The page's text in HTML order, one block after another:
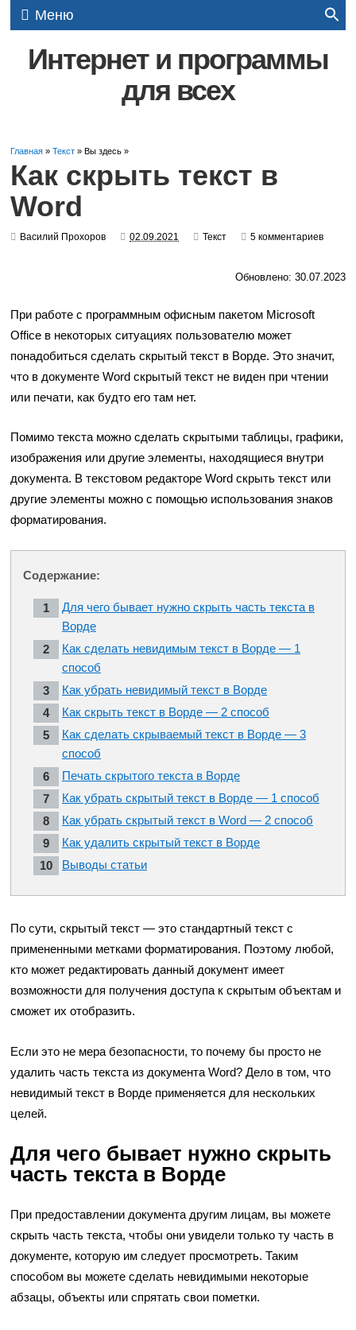
Меню
Интернет и программы
для всех
Главная »Текст » Вы здесь »
Как скрыть текст в
Word
Василий Прохоров 02.09.2021 Текст 5 комментариев
Обновлено: 30.07.2023
При работе с программным офисным пакетом Microsoft
Office в некоторых ситуациях пользователю может
понадобиться сделать скрытый текст в Ворде. Это значит,
что в документе Word скрытый текст не виден при чтении
или печати, как будто его там нет.
Помимо текста можно сделать скрытыми таблицы, графики,
изображения или другие элементы, находящиеся внутри
документа. В текстовом редакторе Word скрыть текст или
другие элементы можно с помощью использования знаков
форматирования.
Содержание:
Для чего бывает нужно скрыть часть текста в
Ворде
Как сделать невидимым текст в Ворде — 1
способ
Как убрать невидимый текст в Ворде
Как скрыть текст в Ворде — 2 способ
Как сделать скрываемый текст в Ворде — 3
способ
Печать скрытого текста в Ворде
Как убрать скрытый текст в Ворде — 1 способ
Как убрать скрытый текст в Word — 2 способ
Как удалить скрытый текст в Ворде
Выводы статьи
По сути, скрытый текст — это стандартный текст с
примененными метками форматирования. Поэтому любой,
кто может редактировать данный документ имеет
возможности для получения доступа к скрытым объектам и
сможет их отобразить.
Если это не мера безопасности, то почему бы просто не
удалить часть текста из документа Word? Дело в том, что
невидимый текст в Ворде применяется для нескольких
целей.
Для чего бывает нужно скрыть
часть текста в Ворде
При предоставлении документа другим лицам, вы можете
скрыть часть текста, чтобы они увидели только ту часть в
документе, которую им следует просмотреть. Таким
способом вы можете сделать невидимыми некоторые
абзацы, объекты или спрятать свои пометки.